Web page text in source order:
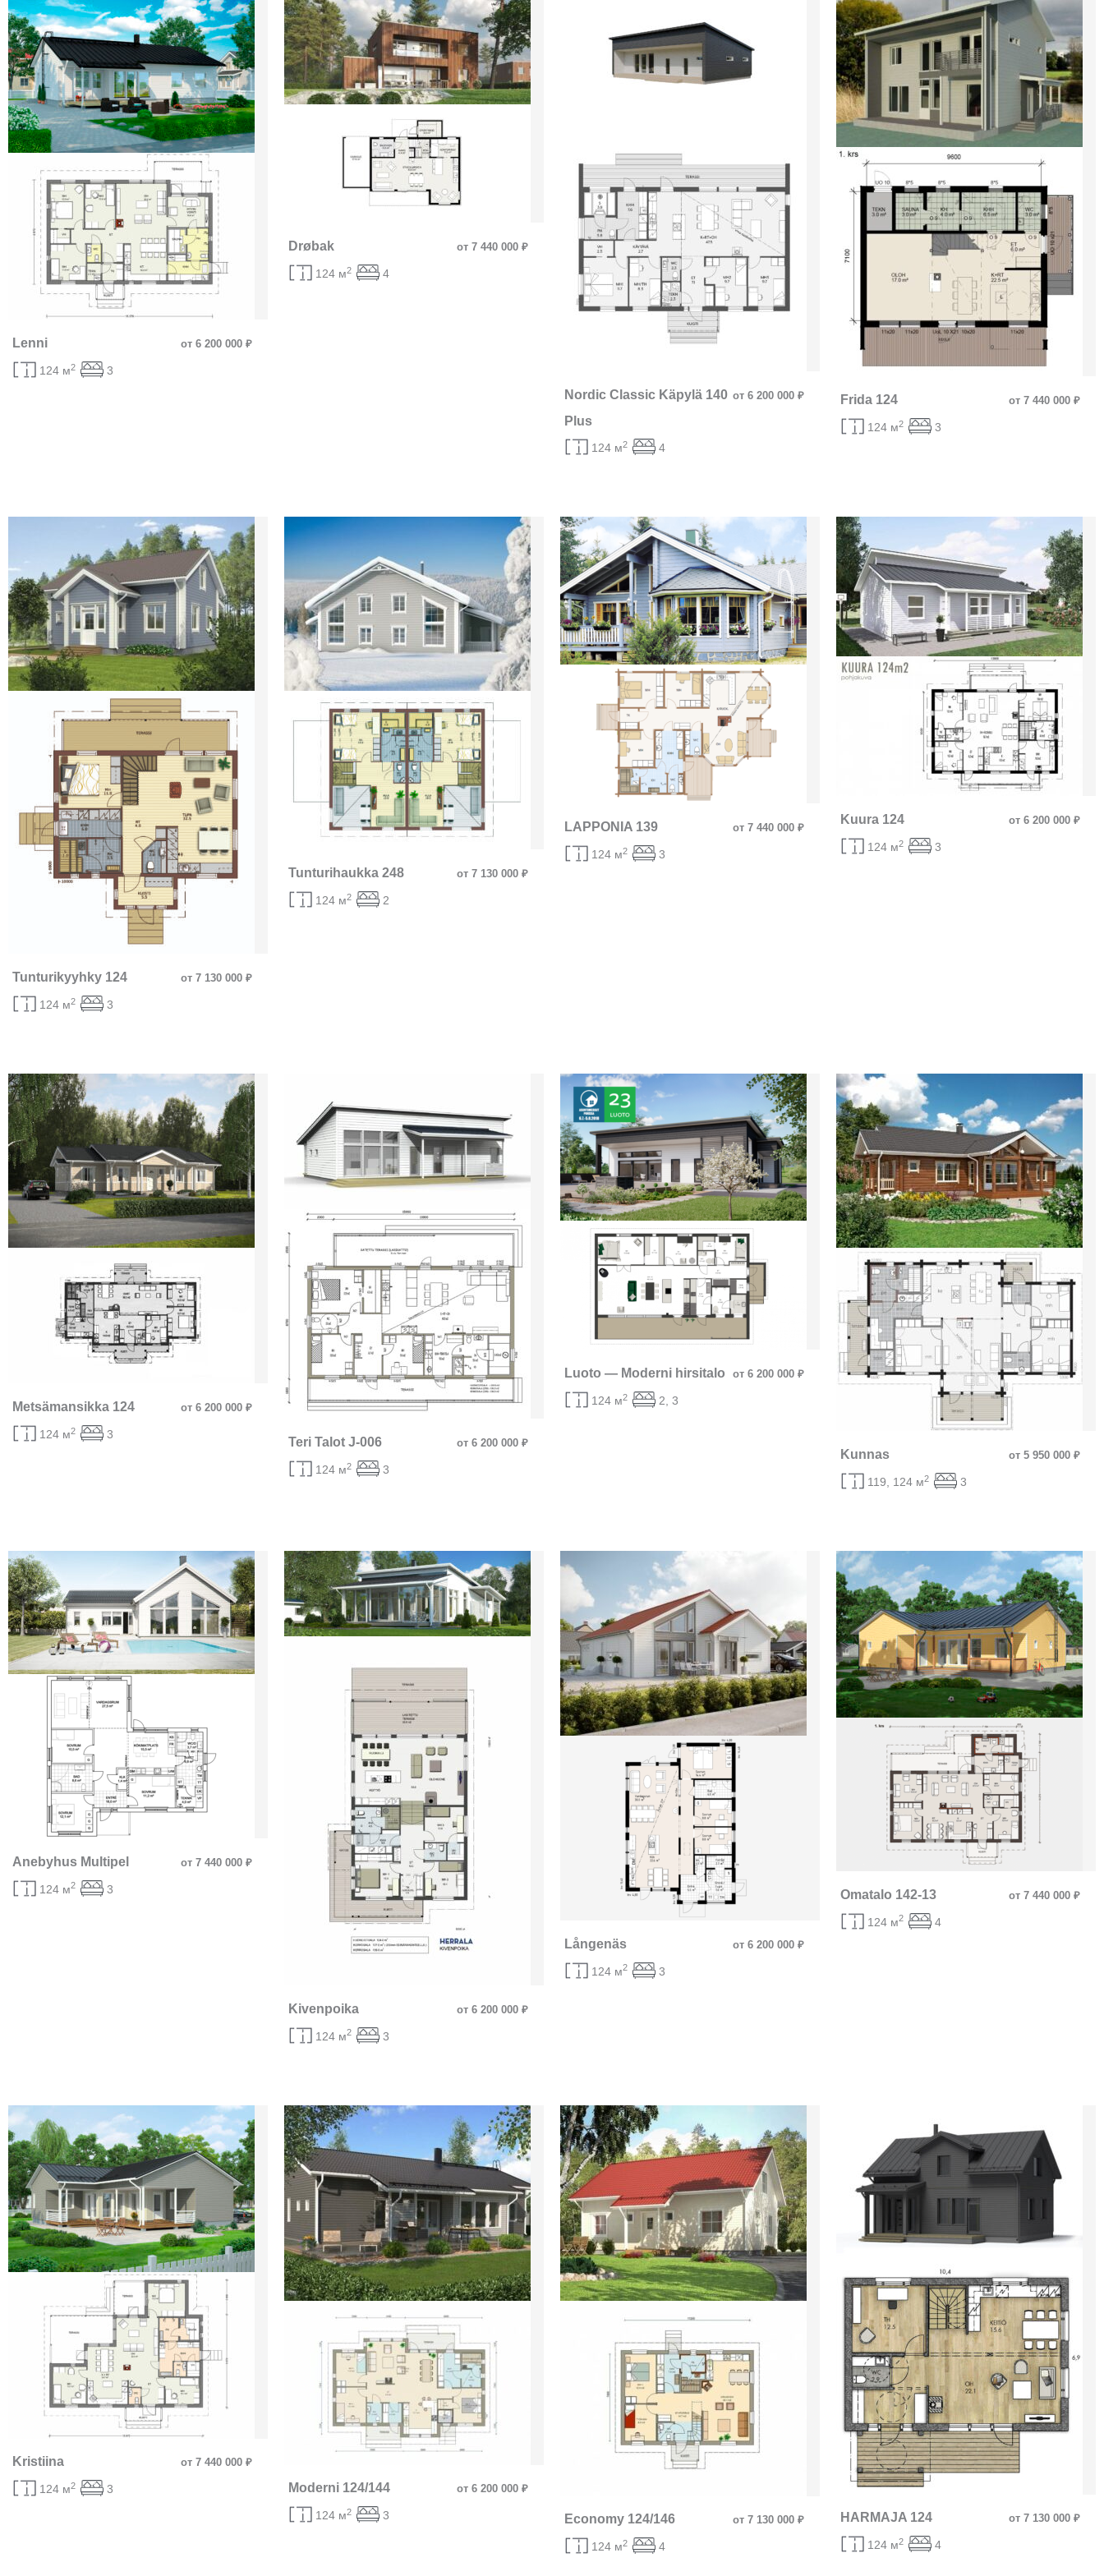
Lenni от 6 200 000 ₽
124 м2 3
Drøbak от 7 440 000 ₽
124 м2 4
Nordic Classic Käpylä 140
Plus
от 6 200 000 ₽
124 м2 4
Frida 124 от 7 440 000 ₽
124 м2 3
Tunturikyyhky 124 от 7 130 000 ₽
124 м2 3
Tunturihaukka 248 от 7 130 000 ₽
124 м2 2
LAPPONIA 139 от 7 440 000 ₽
124 м2 3
Kuura 124 от 6 200 000 ₽
124 м2 3
Metsämansikka 124 от 6 200 000 ₽
124 м2 3
Teri Talot J-006 от 6 200 000 ₽
124 м2 3
Luoto — Moderni hirsitalo от 6 200 000 ₽
124 м2 2, 3
Kunnas от 5 950 000 ₽
119, 124 м2 3
Anebyhus Multipel от 7 440 000 ₽
124 м2 3
Kivenpoika от 6 200 000 ₽
124 м2 3
Långenäs от 6 200 000 ₽
124 м2 3
Omatalo 142-13 от 7 440 000 ₽
124 м2 4
Kristiina от 7 440 000 ₽
124 м2 3 Moderni 124/144 от 6 200 000 ₽
124 м2 3 Economy 124/146 от 7 130 000 ₽
124 м2 4
HARMAJA 124 от 7 130 000 ₽
124 м2 4